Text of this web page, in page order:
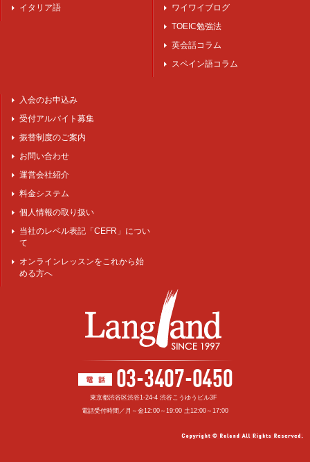
イタリア語
ワイワイブログ
TOEIC勉強法
英会話コラム
スペイン語コラム
入会のお申込み
受付アルバイト募集
振替制度のご案内
お問い合わせ
運営会社紹介
料金システム
個人情報の取り扱い
当社のレベル表記「CEFR」につい
て
オンラインレッスンをこれから始
める方へ
東京都渋谷区渋谷1-24-4 渋谷こうゆうビル3F
電話受付時間／月～金12:00～19:00 土12:00～17:00